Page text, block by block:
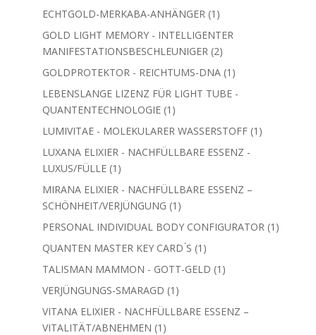
Produkt
ECHTGOLD-MERKABA-ANHÄNGER 1 1
Produkt
GOLD LIGHT MEMORY - INTELLIGENTER
MANIFESTATIONSBESCHLEUNIGER 22
Produkte
GOLDPROTEKTOR - REICHTUMS-DNA 1 1
Produkt
LEBENSLANGE LIZENZ FÜR LIGHT TUBE -
QUANTENTECHNOLOGIE 1 1
Produkt
LUMIVITAE - MOLEKULARER WASSERSTOFF 1 1
LUXANA ELIXIER - NACHFÜLLBARE ESSENZ -
LUXUS/FÜLLE 1 1
Produkt
MIRANA ELIXIER - NACHFÜLLBARE ESSENZ –
SCHÖNHEIT/VERJÜNGUNG 1 1
Produkt
PERSONAL INDIVIDUAL BODY CONFIGURATOR 1 1
QUANTEN MASTER KEY CARD ́S 1 1
Produkt
TALISMAN MAMMON - GOTT-GELD 1 1
VERJÜNGUNGS-SMARAGD 1 1
Produkt
VITANA ELIXIER - NACHFÜLLBARE ESSENZ –
VITALITÄT/ABNEHMEN 1 1